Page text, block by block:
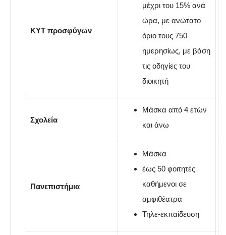
ΚΥΤ προσφύγων
μέχρι του 15% ανά
ώρα, με ανώτατο
όριο τους 750
ημερησίως, με βάση
τις οδηγίες του
διοικητή
Σχολεία
Μάσκα από 4 ετών
και άνω
Πανεπιστήμια
Μάσκα
έως 50 φοιτητές
καθήμενοι σε
αμφιθέατρα
Τηλε-εκπαίδευση